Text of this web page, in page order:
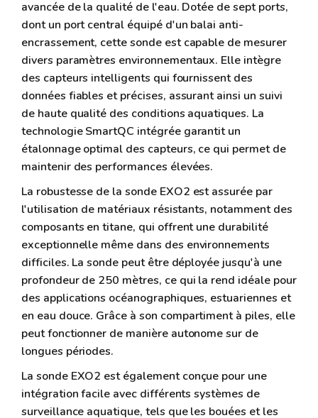
avancée de la qualité de l'eau. Dotée de sept ports,
dont un port central équipé d'un balai anti-
encrassement, cette sonde est capable de mesurer
divers paramètres environnementaux. Elle intègre
des capteurs intelligents qui fournissent des
données fiables et précises, assurant ainsi un suivi
de haute qualité des conditions aquatiques. La
technologie SmartQC intégrée garantit un
étalonnage optimal des capteurs, ce qui permet de
maintenir des performances élevées.
La robustesse de la sonde EXO2 est assurée par
l'utilisation de matériaux résistants, notamment des
composants en titane, qui offrent une durabilité
exceptionnelle même dans des environnements
difficiles. La sonde peut être déployée jusqu'à une
profondeur de 250 mètres, ce qui la rend idéale pour
des applications océanographiques, estuariennes et
en eau douce. Grâce à son compartiment à piles, elle
peut fonctionner de manière autonome sur de
longues périodes.
La sonde EXO2 est également conçue pour une
intégration facile avec différents systèmes de
surveillance aquatique, tels que les bouées et les